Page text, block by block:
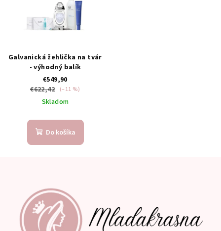
Galvanická žehlička na tvár
- výhodný balík
€549,90
€622,42
(–11 %)
Skladom
Do košíka